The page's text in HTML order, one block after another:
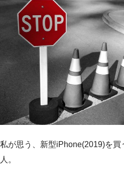
私が思う、新型iPhone(2019)を
人。